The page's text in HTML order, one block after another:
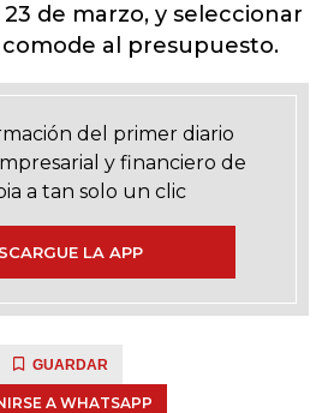
de marzo, y seleccionar
al presupuesto.
del primer diario
y financiero de
a tan solo un clic
LA APP
GUARDAR
A WHATSAPP